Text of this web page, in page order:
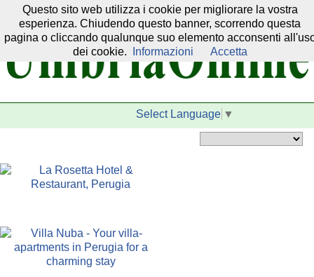
Il nostro network:
Select Language ▼
Questo sito web utilizza i cookie per migliorare la vostra
esperienza. Chiudendo questo banner, scorrendo questa
pagina o cliccando qualunque suo elemento acconsenti
dei cookie.
Informazioni Accetta